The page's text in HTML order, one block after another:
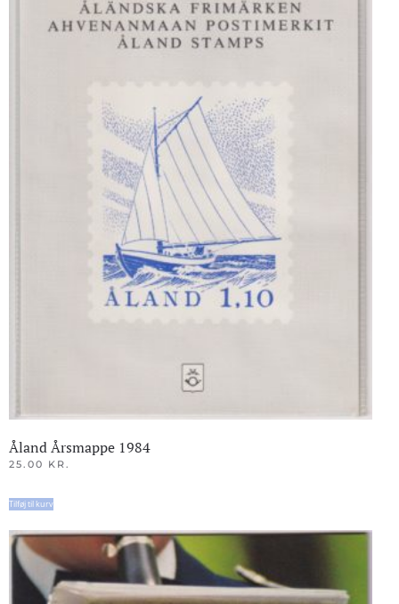
Åland Årsmappe 1984
25.00 KR.
Tilføj til kurv